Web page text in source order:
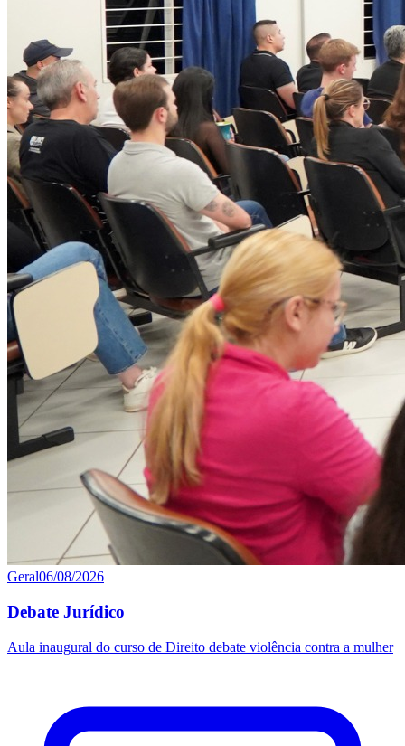
Geral06/08/2026
Debate Jurídico
Aula inaugural do curso de Direito debate violência contra a mulher